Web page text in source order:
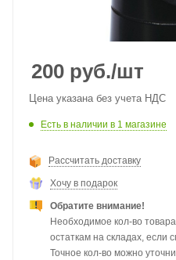
200 руб./шт
Цена указана без учета НДС
Есть в наличии в 1 магазине
Рассчитать доставку
Хочу в подарок
Обратите внимание!
Необходимое кол-во
остаткам на складах, если
Точное кол-во можно